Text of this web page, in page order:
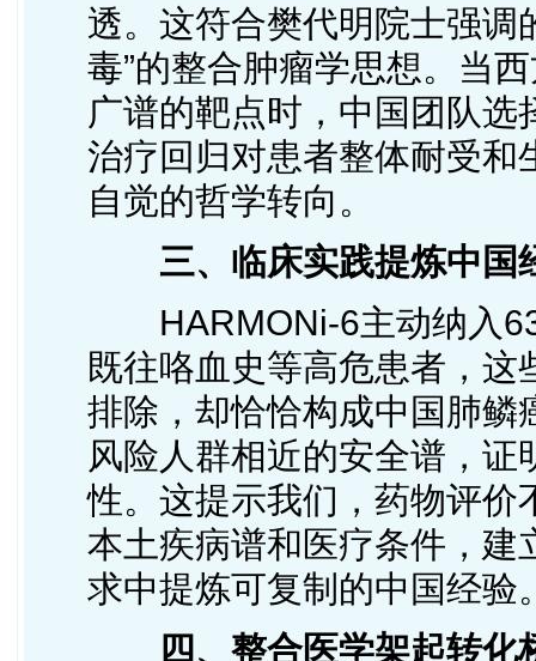
透。这符合樊代明院士强调
毒”的整合肿瘤学思想。当
广谱的靶点时，中国团队
治疗回归对患者整体耐受和
自觉的哲学转向。
三、临床实践提炼中国
HARMONi-6主动纳入
既往咯血史等高危患者，
排除，却恰恰构成中国肺鳞
风险人群相近的安全谱，
性。这提示我们，药物评价
本土疾病谱和医疗条件，建
求中提炼可复制的中国经验
四、整合医学架起转化